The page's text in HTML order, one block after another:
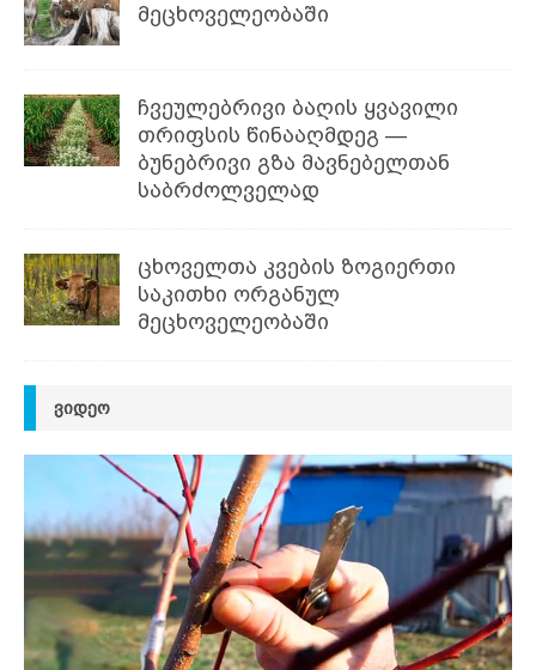
მეცხოველეობაში
ჩვეულებრივი ბაღის ყვავილი
თრიფსის წინააღმდეგ —
ბუნებრივი გზა მავნებელთან
საბრძოლველად
ცხოველთა კვების ზოგიერთი
საკითხი ორგანულ
მეცხოველეობაში
ᲕᲘᲓᲔᲝ